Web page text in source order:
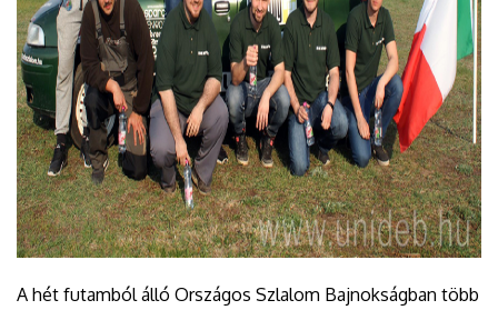
A hét futamból álló Országos Szlalom Bajnokságban több